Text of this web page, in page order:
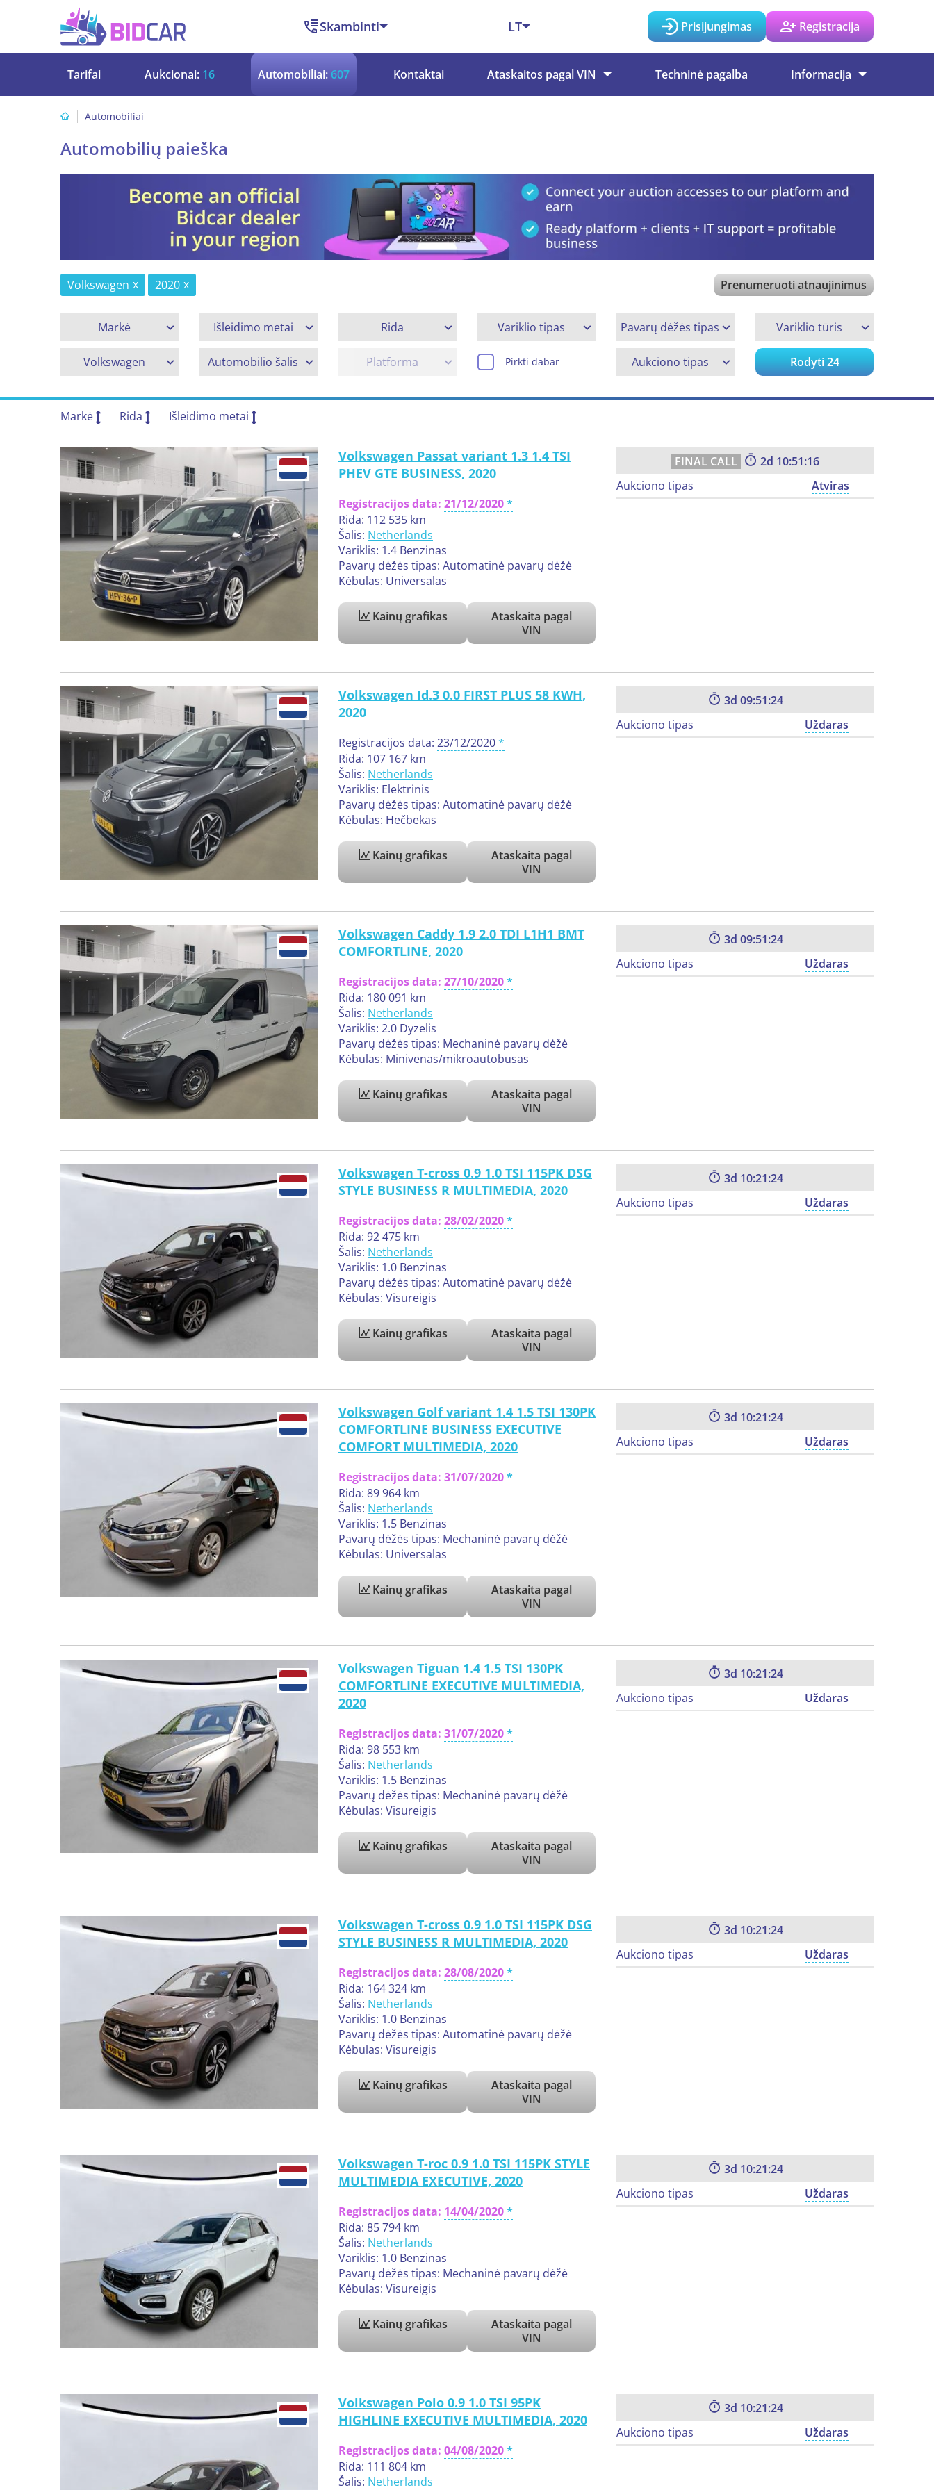
Skambinti LT Prisijungimas Registracija
Tarifai Aukcionai: 16 Automobiliai:607 Kontaktai Ataskaitos pagal VIN Techninė pagalba Informacija
Automobiliai
Automobilių paieška
Volkswagen 2020 Prenumeruoti atnaujinimus
Markė
Volkswagen
Išleidimo metai Rida Variklio tipas Pavarų dėžės tipas Variklio tūris
Automobilio šalis Platforma Pirkti dabar Aukciono tipas Rodyti24
Markė Rida Išleidimo metai
Volkswagen Passat variant 1.3 1.4 TSI
PHEV GTE BUSINESS, 2020
Registracijos data: 21/12/2020
Rida: 112 535 km
Šalis: Netherlands
Variklis: 1.4 Benzinas
Pavarų dėžės tipas: Automatinė pavarų dėžė
Kėbulas: Universalas
Kainų grafikas
Ataskaita pagal
VIN
2
10:51:15
Aukciono tipas
Atviras
Volkswagen Id.3 0.0 FIRST PLUS 58 KWH,
2020
Registracijos data: 23/12/2020
Rida: 107 167 km
Šalis: Netherlands
Variklis: Elektrinis
Pavarų dėžės tipas: Automatinė pavarų dėžė
Kėbulas: Hečbekas
Kainų grafikas
Ataskaita pagal
VIN
3
09:51:23
Aukciono tipas
Uždaras
Volkswagen Caddy 1.9 2.0 TDI L1H1 BMT
COMFORTLINE, 2020
Registracijos data: 27/10/2020
Rida: 180 091 km
Šalis: Netherlands
Variklis: 2.0 Dyzelis
Pavarų dėžės tipas: Mechaninė pavarų dėžė
Kėbulas: Minivenas/mikroautobusas
Kainų grafikas
Ataskaita pagal
VIN
3
09:51:23
Aukciono tipas
Uždaras
Volkswagen T-cross 0.9 1.0 TSI 115PK DSG
STYLE BUSINESS R MULTIMEDIA, 2020
Registracijos data: 28/02/2020
Rida: 92 475 km
Šalis: Netherlands
Variklis: 1.0 Benzinas
Pavarų dėžės tipas: Automatinė pavarų dėžė
Kėbulas: Visureigis
Kainų grafikas
Ataskaita pagal
VIN
3
10:21:23
Aukciono tipas
Uždaras
Volkswagen Golf variant 1.4 1.5 TSI 130PK
COMFORTLINE BUSINESS EXECUTIVE
COMFORT MULTIMEDIA, 2020
Registracijos data: 31/07/2020
Rida: 89 964 km
Šalis: Netherlands
Variklis: 1.5 Benzinas
Pavarų dėžės tipas: Mechaninė pavarų dėžė
Kėbulas: Universalas
Kainų grafikas
Ataskaita pagal
VIN
3
10:21:23
Aukciono tipas
Uždaras
Volkswagen Tiguan 1.4 1.5 TSI 130PK
COMFORTLINE EXECUTIVE MULTIMEDIA,
2020
Registracijos data: 31/07/2020
Rida: 98 553 km
Šalis: Netherlands
Variklis: 1.5 Benzinas
Pavarų dėžės tipas: Mechaninė pavarų dėžė
Kėbulas: Visureigis
Kainų grafikas
Ataskaita pagal
VIN
3
10:21:23
Aukciono tipas
Uždaras
Volkswagen T-cross 0.9 1.0 TSI 115PK DSG
STYLE BUSINESS R MULTIMEDIA, 2020
Registracijos data: 28/08/2020
Rida: 164 324 km
Šalis: Netherlands
Variklis: 1.0 Benzinas
Pavarų dėžės tipas: Automatinė pavarų dėžė
Kėbulas: Visureigis
Kainų grafikas
Ataskaita pagal
VIN
3
10:21:23
Aukciono tipas
Uždaras
Volkswagen T-roc 0.9 1.0 TSI 115PK STYLE
MULTIMEDIA EXECUTIVE, 2020
Registracijos data: 14/04/2020
Rida: 85 794 km
Šalis: Netherlands
Variklis: 1.0 Benzinas
Pavarų dėžės tipas: Mechaninė pavarų dėžė
Kėbulas: Visureigis
Kainų grafikas
Ataskaita pagal
VIN
3
10:21:23
Aukciono tipas
Uždaras
Volkswagen Polo 0.9 1.0 TSI 95PK
HIGHLINE EXECUTIVE MULTIMEDIA, 2020
Registracijos data: 04/08/2020
Rida: 111 804 km
Šalis: Netherlands
3
10:21:23
Aukciono tipas
Uždaras